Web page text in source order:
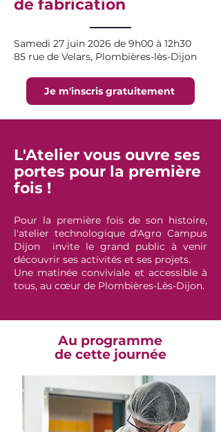
de fabrication
Samedi 27 juin 2026 de 9h00 à 12h30
85 rue de Velars, Plombières-lès-Dijon
Je m'inscris gratuitement
L'Atelier vous ouvre ses
portes pour la première
fois !
Pour la première fois de son histoire,
l'atelier technologique d'Agro Campus
Dijon invite le grand public à venir
découvrir ses activités et ses projets.
Une matinée conviviale et accessible à
tous, au cœur de Plombières-Lès-Dijon.
Au programme
de cette journée